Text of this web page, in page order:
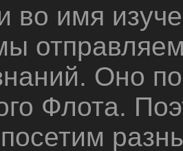
во имя
Оно
Флота.